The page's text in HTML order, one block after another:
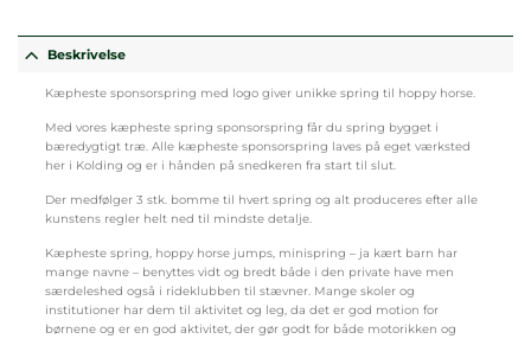
Beskrivelse
Kæpheste sponsorspring med logo giver unikke spring til hoppy horse.
Med vores kæpheste spring sponsorspring får du spring bygget i
bæredygtigt træ. Alle kæpheste sponsorspring laves på eget værksted
her i Kolding og er i hånden på snedkeren fra start til slut.
Der medfølger 3 stk. bomme til hvert spring og alt produceres efter alle
kunstens regler helt ned til mindste detalje.
Kæpheste spring, hoppy horse jumps, minispring – ja kært barn har
mange navne – benyttes vidt og bredt både i den private have men
særdeleshed også i rideklubben til stævner. Mange skoler og
institutioner har dem til aktivitet og leg, da det er god motion for
børnene og er en god aktivitet, der gør godt for både motorikken og